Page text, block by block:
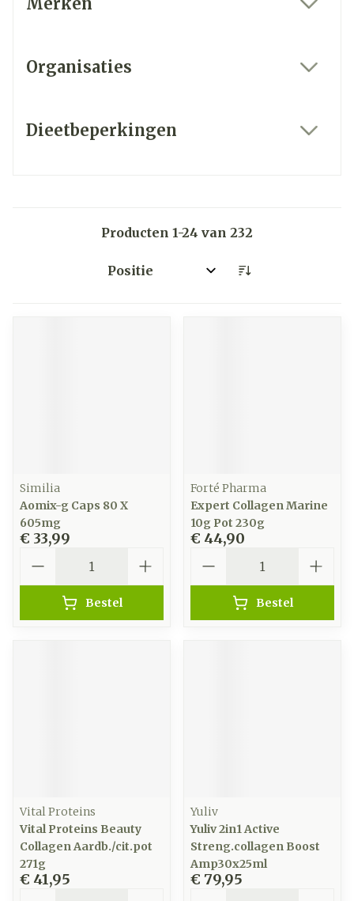
Organisaties
Dieetbeperkingen
Producten 1-24 van 232
Sorteer op:
Similia
Aomix-g Caps 80 X
605mg
€ 33,99
Bestel
Forté Pharma
Expert Collagen Marine
10g Pot 230g
€ 44,90
Bestel
Vital Proteins
Vital Proteins Beauty
Collagen Aardb./cit.pot
271g
€ 41,95
Yuliv
Yuliv 2in1 Active
Streng.collagen Boost
Amp30x25ml
€ 79,95